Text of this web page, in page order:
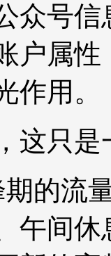
众号
户属
作用。
这只
的流
午间